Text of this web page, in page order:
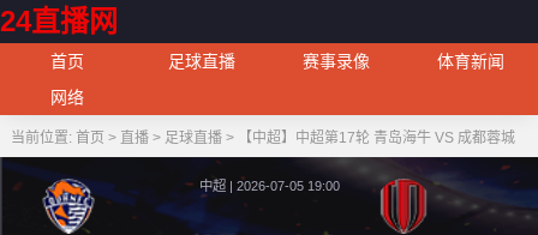
24直播网
首页 足球直播 赛事录像
体育新闻
网络
当前位置: 首页 > 直播> 足球直播> 【中超】中超第17轮 青岛海牛 VS 成都蓉城
中超 | 2026-07-05 19:00